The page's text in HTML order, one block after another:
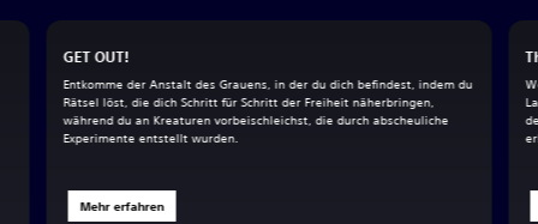
GET OUT!
Entkomme der Anstalt des Grauens, in der du dich befindest, indem du
Rätsel löst, die dich Schritt für Schritt der Freiheit näherbringen,
während du an Kreaturen vorbeischleichst, die durch abscheuliche
Experimente entstellt wurden.
Mehr erfahren